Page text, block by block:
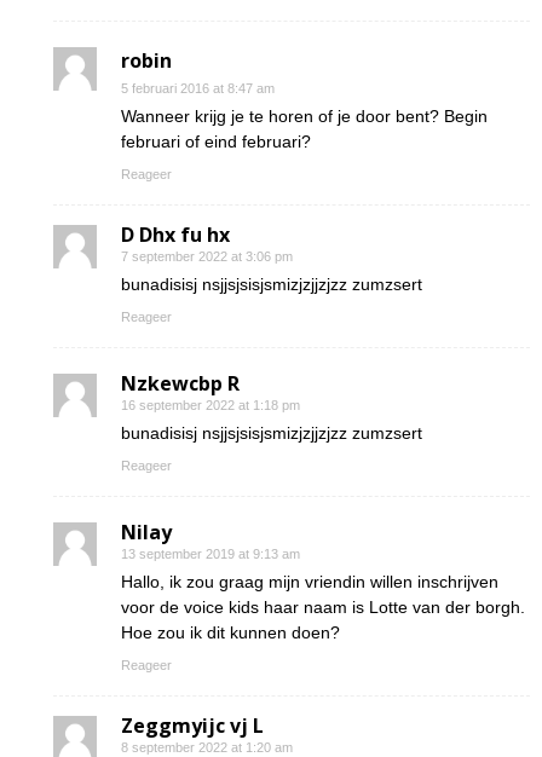
robin
5 februari 2016 at 8:47 am
Wanneer krijg je te horen of je door bent? Begin
februari of eind februari?
Reageer
D Dhx fu hx
7 september 2022 at 3:06 pm
bunadisisj nsjjsjsisjsmizjzjjzjzz zumzsert
Reageer
Nzkewcbp R
16 september 2022 at 1:18 pm
bunadisisj nsjjsjsisjsmizjzjjzjzz zumzsert
Reageer
Nilay
13 september 2019 at 9:13 am
Hallo, ik zou graag mijn vriendin willen inschrijven
voor de voice kids haar naam is Lotte van der borgh.
Hoe zou ik dit kunnen doen?
Reageer
Zeggmyijc vj L
8 september 2022 at 1:20 am